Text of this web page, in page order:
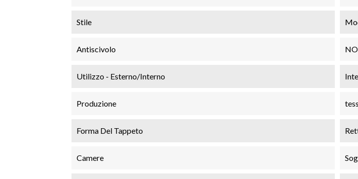
Stile
Antiscivolo NO
Utilizzo - Esterno/Interno
Produzione
Forma Del Tappeto
Camere